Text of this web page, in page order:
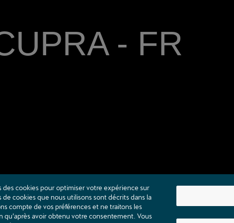
- FR
des cookies pour optimiser votre expérience sur
cookies que nous utilisons sont décrits dans la
compte de vos préférences et ne traitons les
qu’après avoir obtenu votre consentement. Vous